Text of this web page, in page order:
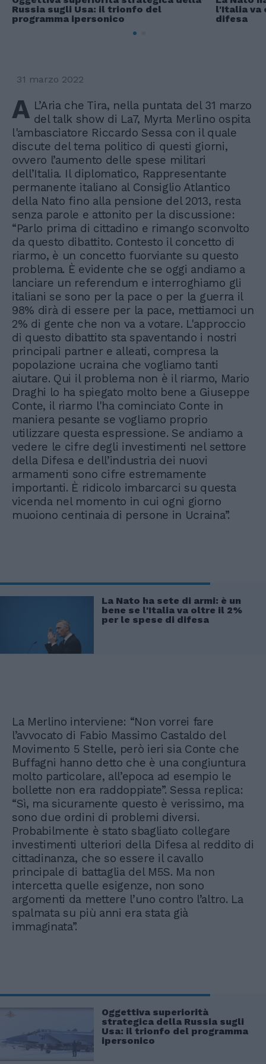
Russia sugli Usa: il trionfo del
programma ipersonico
l'Italia va
difesa
31 marzo 2022
A L’Aria che Tira, nella puntata del 31 marzo
del talk show di La7, Myrta Merlino ospita
l'ambasciatore Riccardo Sessa con il quale
discute del tema politico di questi giorni,
ovvero l’aumento delle spese militari
dell’Italia. Il diplomatico, Rappresentante
permanente italiano al Consiglio Atlantico
della Nato fino alla pensione del 2013, resta
senza parole e attonito per la discussione:
“Parlo prima di cittadino e rimango sconvolto
da questo dibattito. Contesto il concetto di
riarmo, è un concetto fuorviante su questo
problema. È evidente che se oggi andiamo a
lanciare un referendum e interroghiamo gli
italiani se sono per la pace o per la guerra il
98% dirà di essere per la pace, mettiamoci un
2% di gente che non va a votare. L'approccio
di questo dibattito sta spaventando i nostri
principali partner e alleati, compresa la
popolazione ucraina che vogliamo tanti
aiutare. Qui il problema non è il riarmo, Mario
Draghi lo ha spiegato molto bene a Giuseppe
Conte, il riarmo l'ha cominciato Conte in
maniera pesante se vogliamo proprio
utilizzare questa espressione. Se andiamo a
vedere le cifre degli investimenti nel settore
della Difesa e dell’industria dei nuovi
armamenti sono cifre estremamente
importanti. È ridicolo imbarcarci su questa
vicenda nel momento in cui ogni giorno
muoiono centinaia di persone in Ucraina”.
La Nato ha sete di armi: è un
bene se l'Italia va oltre il 2%
per le spese di difesa
La Merlino interviene: “Non vorrei fare
l’avvocato di Fabio Massimo Castaldo del
Movimento 5 Stelle, però ieri sia Conte che
Buffagni hanno detto che è una congiuntura
molto particolare, all’epoca ad esempio le
bollette non era raddoppiate”. Sessa replica:
“Sì, ma sicuramente questo è verissimo, ma
sono due ordini di problemi diversi.
Probabilmente è stato sbagliato collegare
investimenti ulteriori della Difesa al reddito di
cittadinanza, che so essere il cavallo
principale di battaglia del M5S. Ma non
intercetta quelle esigenze, non sono
argomenti da mettere l’uno contro l’altro. La
spalmata su più anni era stata già
immaginata”.
Oggettiva superiorità
strategica della Russia sugli
Usa: il trionfo del programma
ipersonico